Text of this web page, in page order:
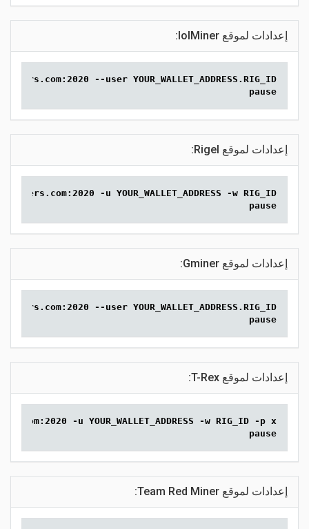
إعدادات لموقع lolMiner:
--user YOUR_WALLET_ADDRESS.RIG_ID
pause
إعدادات لموقع Rigel:
-u YOUR_WALLET_ADDRESS -w RIG_ID
pause
إعدادات لموقع Gminer:
--user YOUR_WALLET_ADDRESS.RIG_ID
pause
إعدادات لموقع T-Rex:
-u YOUR_WALLET_ADDRESS -w RIG_ID -p x
pause
إعدادات لموقع Team Red Miner: